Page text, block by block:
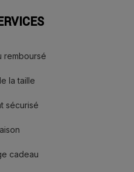
remboursé
la taille
sécurisé
cadeau